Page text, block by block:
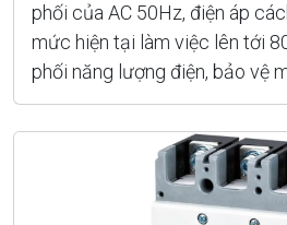
phối của AC 50Hz, điện áp
mức hiện tại làm việc lên tới
phối năng lượng điện, bảo vệ